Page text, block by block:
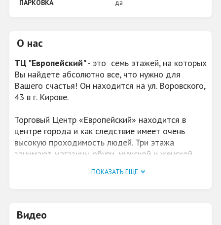
ПАРКОВКА да
О нас
ТЦ "Европейский"- это семь этажей, на которых
Вы найдете абсолютно все, что нужно для
Вашего счастья! Он находится на ул. Воровского,
43 в г. Кирове.
Торговый Центр «Европейский» находится в
центре города и как следствие имеет очень
высокую проходимость людей. Три этажа
занимают магазины обуви, мужской и женской
парфюмерии и косметики, бытовой химии и
европейского уровня.
ПОКАЗАТЬ ЕЩЁ
Видео